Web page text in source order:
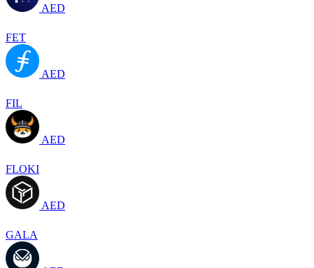
AED
FET
AED
FIL
AED
FLOKI
AED
GALA